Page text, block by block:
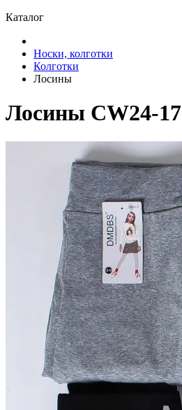
Каталог
Носки, колготки
Колготки
Лосины
Лосины CW24-